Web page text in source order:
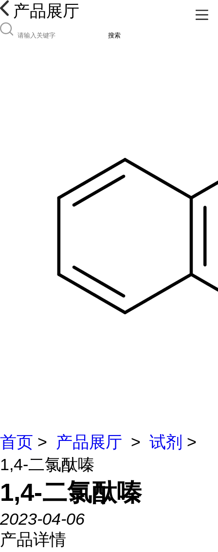
产品展厅
搜索
首页 > 产品展厅 > 试剂 >
1,4-二氯酞嗪
1,4-二氯酞嗪
2023-04-06
产品详情